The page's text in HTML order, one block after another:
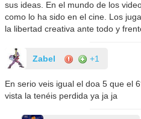
sus ideas. En el mundo de los
como lo ha sido en el cine. Los
la libertad creativa ante todo y
Zabel +1
En serio veis igual el doa 5 que el
vista la tenéis perdida ya ja ja